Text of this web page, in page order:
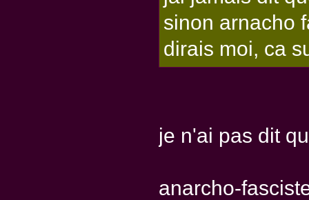
sinon arnacho
dirais moi, ca
je n'ai pas dit
anarcho-